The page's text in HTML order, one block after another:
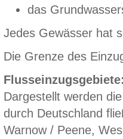
das
Jedes Gewässer hat
Die Grenze des
Dargestellt werden
durch Deutschland
Warnow / Peene,